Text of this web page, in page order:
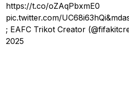
https://t.co/oZAqPbxmE0
pic.twitter.com/
; EAFC Trikot Creator
2025